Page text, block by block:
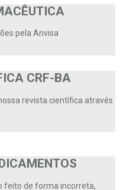
pela Anvisa
CRF-BA
revista científica através
feito de forma incorreta,